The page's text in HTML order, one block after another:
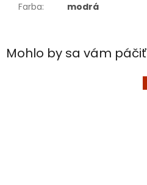
Mohlo by sa vám páčiť
Farba: modrá